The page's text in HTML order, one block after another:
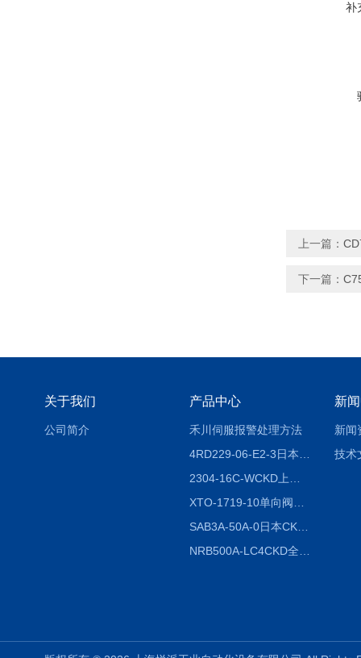
补
上一篇：
下一篇：
关于我们
公司简介
产品中心
禾川伺服报警处理方法
SAB3A-50A-0日本CKD全国授权代理
新
新闻
技术